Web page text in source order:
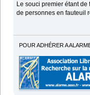
Le souci premier étant
de personnes en fauteuil
POUR ADHÉRER A